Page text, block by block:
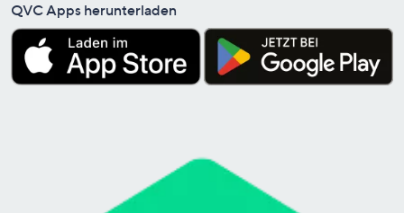
QVC Apps herunterladen